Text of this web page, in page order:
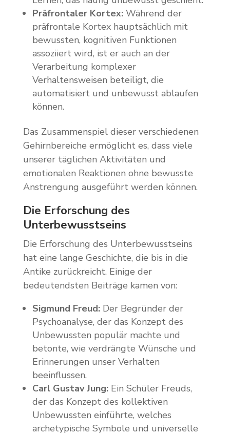
Präfrontaler Kortex:Während der
präfrontale Kortex hauptsächlich mit
bewussten, kognitiven Funktionen
assoziiert wird, ist er auch an der
Verarbeitung komplexer
Verhaltensweisen beteiligt, die
automatisiert und unbewusst ablaufen
können.
Das Zusammenspiel dieser verschiedenen
Gehirnbereiche ermöglicht es, dass viele
unserer täglichen Aktivitäten und
emotionalen Reaktionen ohne bewusste
Anstrengung ausgeführt werden können.
Die Erforschung des
Unterbewusstseins
Die Erforschung des Unterbewusstseins
hat eine lange Geschichte, die bis in die
Antike zurückreicht. Einige der
bedeutendsten Beiträge kamen von:
Sigmund Freud:Der Begründer der
Psychoanalyse, der das Konzept des
Unbewussten populär machte und
betonte, wie verdrängte Wünsche und
Erinnerungen unser Verhalten
beeinflussen.
Carl Gustav Jung:Ein Schüler Freuds,
der das Konzept des kollektiven
Unbewussten einführte, welches
archetypische Symbole und universelle